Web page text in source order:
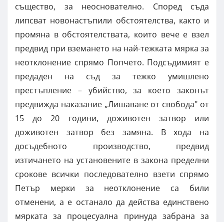
същество, за неоснователно. Според съда
липсват новонастъпили обстоятелства, както и
промяна в обстоятелствата, които вече е взел
предвид при вземането на най-тежката мярка за
неотклонение спрямо Попчето. Подсъдимият е
предаден на съд за тежко умишлено
престъпление – убийство, за което законът
предвижда наказание „Лишаване от свобода" от
15 до 20 години, доживотен затвор или
доживотен затвор без замяна. В хода на
досъдебното производство, предвид
изтичането на установените в закона пределни
срокове всички последователно взети спрямо
Петър мерки за неотклонение са били
отменени, а е останало да действа единствено
мярката за процесуална принуда забрана за